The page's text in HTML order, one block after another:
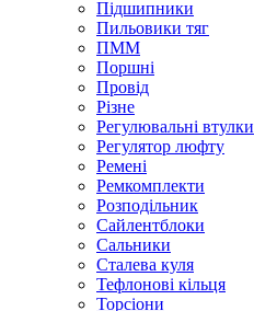
Підшипники
Пильовики тяг
ПММ
Поршні
Провід
Різне
Регулювальні втулки
Регулятор люфту
Ремені
Ремкомплекти
Розподільник
Сайлентблоки
Сальники
Сталева куля
Тефлонові кільця
Торсіони